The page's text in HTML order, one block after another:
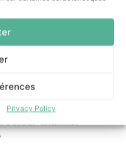
Privacy Policy
en France
Channel